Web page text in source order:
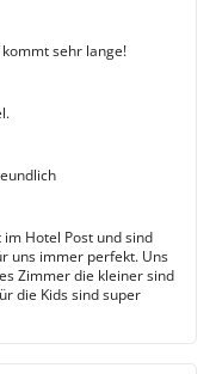
sehr lange!
Hotel Post und sind
uns immer perfekt. Uns
Zimmer die kleiner sind
die Kids sind super